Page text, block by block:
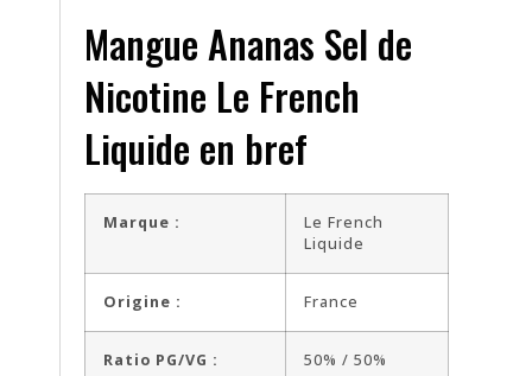
Mangue Ananas Sel de
Nicotine Le French
Liquide en bref
Marque :
Le French
Liquide
Origine : France
Ratio PG/VG : 50% / 50%